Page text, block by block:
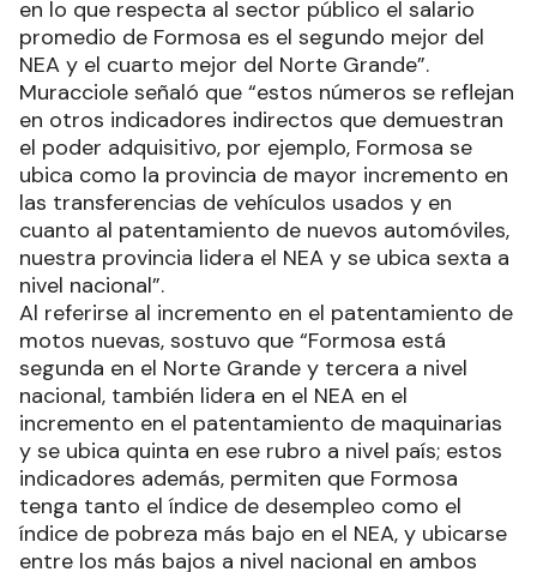
en lo que respecta al sector público el salario
promedio de Formosa es el segundo mejor del
NEA y el cuarto mejor del Norte Grande”.
Muracciole señaló que “estos números se reflejan
en otros indicadores indirectos que demuestran
el poder adquisitivo, por ejemplo, Formosa se
ubica como la provincia de mayor incremento en
las transferencias de vehículos usados y en
cuanto al patentamiento de nuevos automóviles,
nuestra provincia lidera el NEA y se ubica sexta a
nivel nacional”.
Al referirse al incremento en el patentamiento de
motos nuevas, sostuvo que “Formosa está
segunda en el Norte Grande y tercera a nivel
nacional, también lidera en el NEA en el
incremento en el patentamiento de maquinarias
y se ubica quinta en ese rubro a nivel país; estos
indicadores además, permiten que Formosa
tenga tanto el índice de desempleo como el
índice de pobreza más bajo en el NEA, y ubicarse
entre los más bajos a nivel nacional en ambos